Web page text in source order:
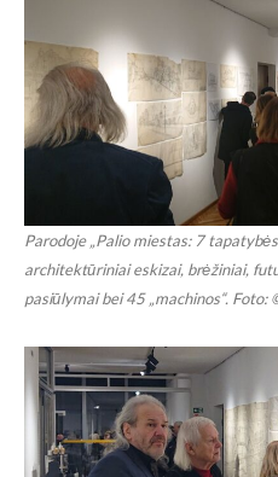
Parodoje „Palio miestas: 7
architektūriniai eskizai, brėžiniai,
pasiūlymai bei 45 „machinos“. Foto: